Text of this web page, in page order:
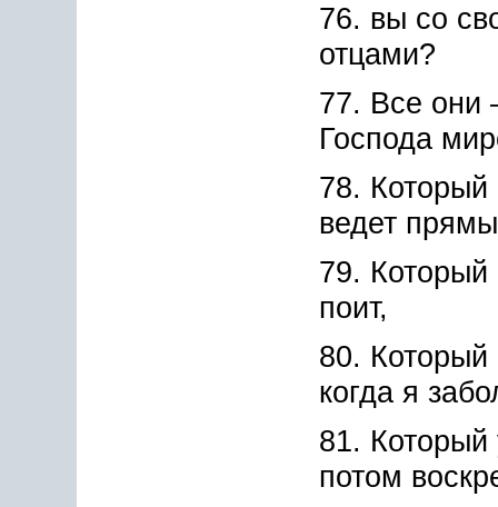
76. вы со
отцами?
77. Все они
Господа
78. Который
ведет
79.
поит,
80. Который
когда я
81. Который
потом